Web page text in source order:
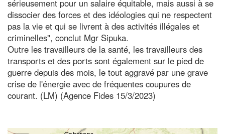
sérieusement pour un salaire équitable, mais aussi à se
dissocier des forces et des idéologies qui ne respectent
pas la vie et qui se livrent à des activités illégales et
criminelles", conclut Mgr Sipuka.
Outre les travailleurs de la santé, les travailleurs des
transports et des ports sont également sur le pied de
guerre depuis des mois, le tout aggravé par une grave
crise de l'énergie avec de fréquentes coupures de
courant. (LM) (Agence Fides 15/3/2023)